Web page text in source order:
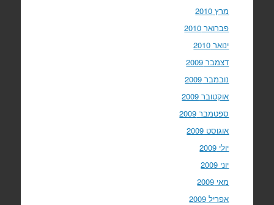
מרץ 2010
פברואר 2010
ינואר 2010
דצמבר 2009
נובמבר 2009
אוקטובר 2009
ספטמבר 2009
אוגוסט 2009
יולי 2009
יוני 2009
מאי 2009
אפריל 2009